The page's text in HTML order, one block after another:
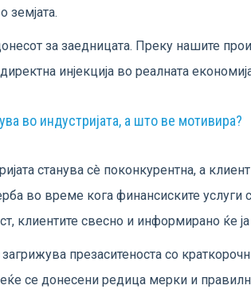
земјата.
за заедницата. Преку нашите
инјекција во реалната
во индустријата, а што ве мотивира?
станува сè поконкурентна, а
во време кога финансиските услуги
клиентите свесно и информирано ќе ја
презаситеноста со
се донесени редица мерки и